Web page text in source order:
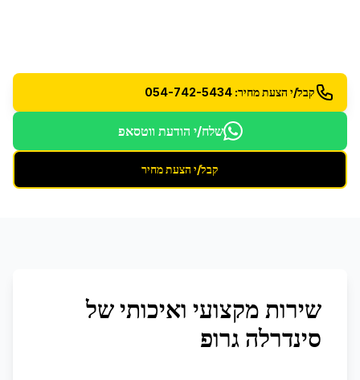
קבל/י הצעת מחיר: 054-742-5434
שלח/י הודעת ווטסאפ
קבל/י הצעת מחיר
שירות מקצועי ואיכותי של
סינדרלה גרופ